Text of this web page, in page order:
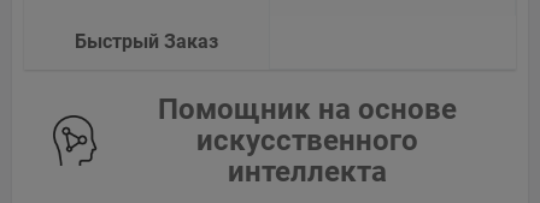
Быстрый Заказ
Помощник на основе
искусственного
интеллекта